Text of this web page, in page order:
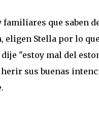
que saben
eligen Stella por lo
"estoy mal del
sus buenas